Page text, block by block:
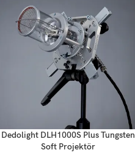
DEVAMINI OKU
Dedolight DLH1000S Plus Tungsten
Soft Projektör